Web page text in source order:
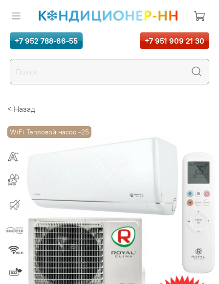
+7 952 788-66-55 +7 951 909 21 30
< Назад
WiFi Тепловой насос -25